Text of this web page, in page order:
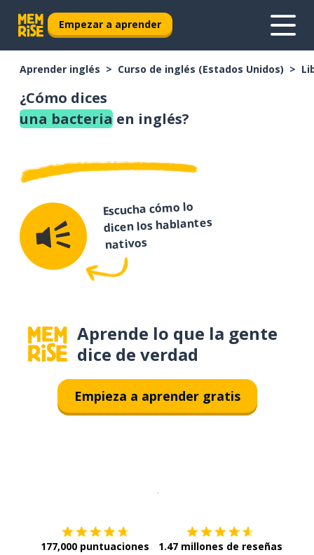
Empezar a aprender
Aprender inglés Curso de inglés (Estados Unidos)
¿Cómo dices
una bacteria en inglés?
Escucha cómo lo
dicen los hablantes
nativos
Aprende lo que la gente
dice de verdad
Empieza a aprender gratis
177,000 puntuaciones 1.47 millones de reseñas